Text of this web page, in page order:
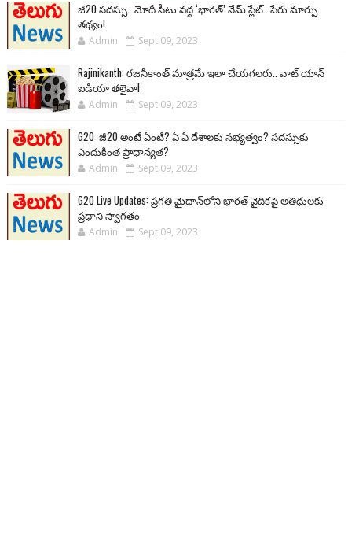
జీ20 సదస్సు.. మోదీ సీటు వద్ద ‘భారత్’ నేమ్ ప్లేట్‌.. పేరు మార్పు
తథ్యం!
Admin Sept 09, 2023
Rajinikanth: రజనీకాంత్ మాత్రమే ఇలా చేయగలరు.. వాట్ యాన్
ఐడియా తలైవా!
Admin Sept 09, 2023
G20: జీ20 అంటే ఏంటి? ఏ ఏ దేశాలకు సభ్యత్వం? సదస్సుకు
ఎందుకింత ప్రాధాన్యత?
Admin Sept 09, 2023
G20 Live Updates: ప్రగతి మైదాన్‌లోని భారత్ వైదికపై అతిథులకు
ప్రధాని స్వాగతం
Admin Sept 09, 2023